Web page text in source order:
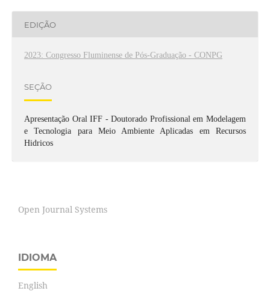
EDIÇÃO
2023: Congresso Fluminense de Pós-Graduação - CONPG
SEÇÃO
Apresentação Oral IFF - Doutorado Profissional em Modelagem
e Tecnologia para Meio Ambiente Aplicadas em Recursos
Hidricos
Open Journal Systems
IDIOMA
English